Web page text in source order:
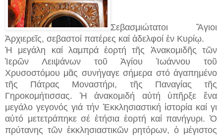
Σεβασμιώτατοι Ἅγιοι
Ἀρχιερεῖς, σεβαστοί πατέρες καί ἀδελφοί ἐν Κυρίῳ.
Ἡ μεγάλη καί λαμπρά ἑορτή τῆς Ἀνακομιδῆς τῶν
Ἱερῶν Λειψάνων τοῦ Ἁγίου Ἰωάννου τοῦ
Χρυσοστόμου μᾶς συνήγαγε σήμερα στό ἀγαπημένο
τῆς Πάτρας Μοναστήρι, τῆς Παναγίας τῆς
Γηροκομήτισσας. Ἡ ἀνακομιδή αὐτή ὑπῆρξε ἕνα
μεγάλο γεγονός γιά τήν Ἐκκλησιαστική ἱστορία καί γι
αὐτό μετετράπηκε σέ ἐτήσια ἑορτή καί πανήγυρι. Ὁ
πρύτανης τῶν ἐκκλησιαστικῶν ρητόρων, ὁ μέγιστος